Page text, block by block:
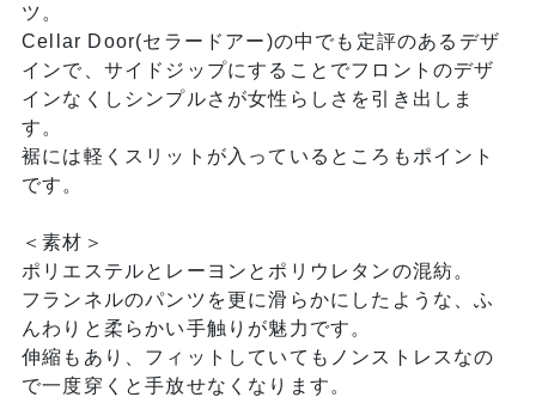
ツ。
Cellar Door(セラードアー)の中でも定評のあるデザ
インで、サイドジップにすることでフロントのデザ
インなくしシンプルさが女性らしさを引き出しま
す。
裾には軽くスリットが入っているところもポイント
です。
＜素材＞
ポリエステルとレーヨンとポリウレタンの混紡。
フランネルのパンツを更に滑らかにしたような、ふ
んわりと柔らかい手触りが魅力です。
伸縮もあり、フィットしていてもノンストレスなの
で一度穿くと手放せなくなります。